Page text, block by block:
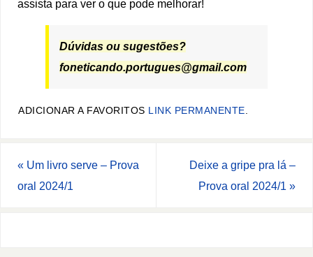
assista para ver o que pode melhorar!
Dúvidas ou sugestões?
foneticando.portugues@gmail.com
ADICIONAR A FAVORITOS LINK PERMANENTE
« Um livro serve – Prova
oral 2024/1
Deixe a gripe pra lá –
Prova oral 2024/1 »